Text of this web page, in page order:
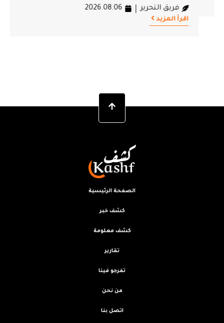
فريق التحرير 2026.08.06
اقرأ المزيد
الصفحة الرئيسية
كشف خبر
كشف معلومة
تقارير
تفرجو فينا
من نحن
اتصل بنا